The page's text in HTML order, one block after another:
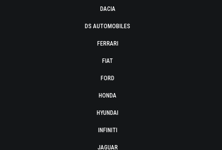
DACIA
DS AUTOMOBILES
FERRARI
FIAT
FORD
HONDA
HYUNDAI
INFINITI
JAGUAR